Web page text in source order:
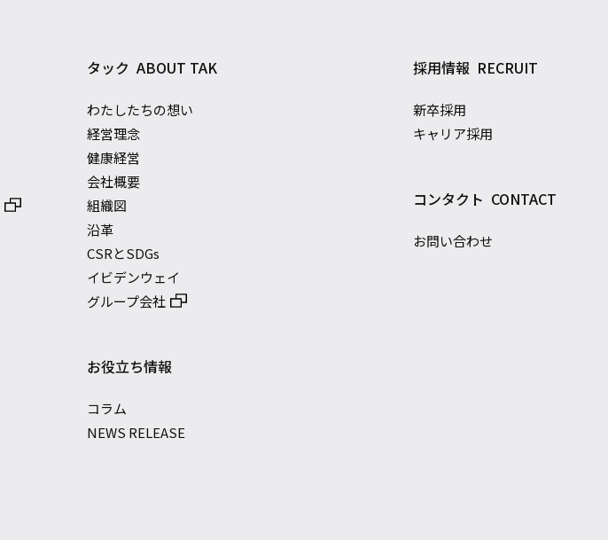
タック ABOUT TAK
わたしたちの想い
経営理念
健康経営
会社概要
組織図
沿革
CSRとSDGs
イビデンウェイ
グループ会社
お役立ち情報
コラム
NEWS RELEASE
採用情報 RECRUIT
新卒採用
キャリア採用
コンタクト CONTACT
お問い合わせ